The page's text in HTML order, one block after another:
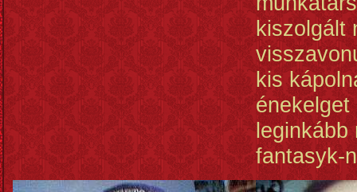
kiszolgált
kis
leginkább
fantasyk-